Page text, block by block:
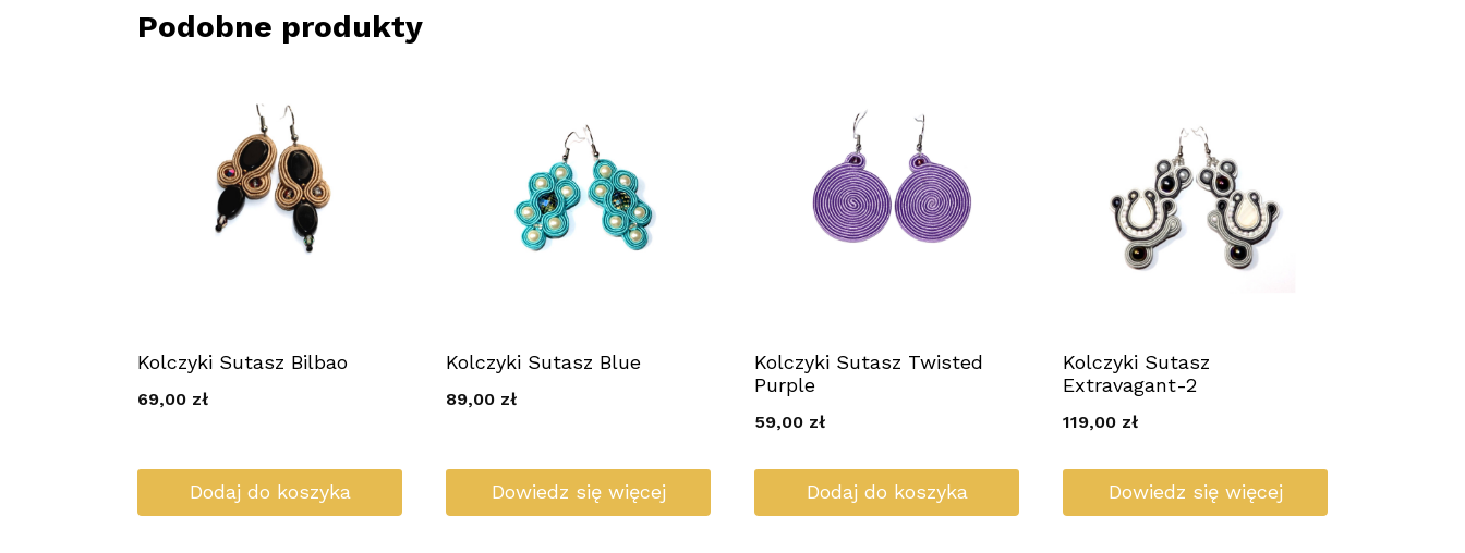
Podobne produkty
Kolczyki Sutasz Bilbao
69,00 zł
Dodaj do koszyka
Kolczyki Sutasz Blue
89,00 zł
Dowiedz się więcej
Kolczyki Sutasz Twisted
Purple
59,00 zł
Dodaj do koszyka
Kolczyki Sutasz
Extravagant-2
119,00 zł
Dowiedz się więcej